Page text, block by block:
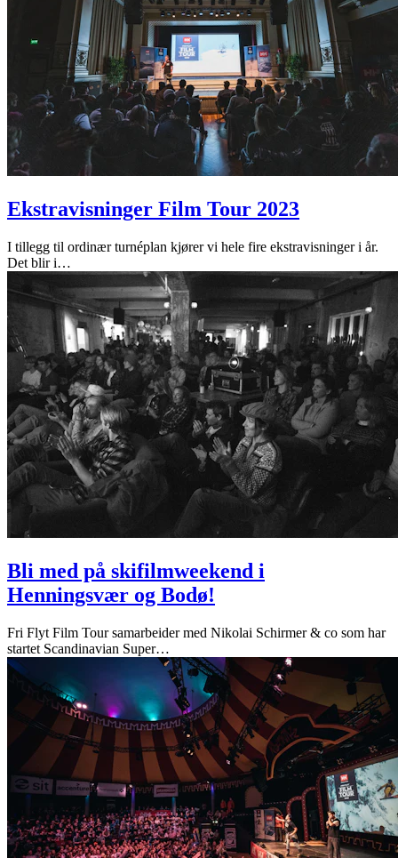
Ekstravisninger Film Tour 2023
I tillegg til ordinær turnéplan kjører vi hele fire ekstravisninger i år.
Det blir i…
Bli med på skifilmweekend i
Henningsvær og Bodø!
Fri Flyt Film Tour samarbeider med Nikolai Schirmer & co som har
startet Scandinavian Super…